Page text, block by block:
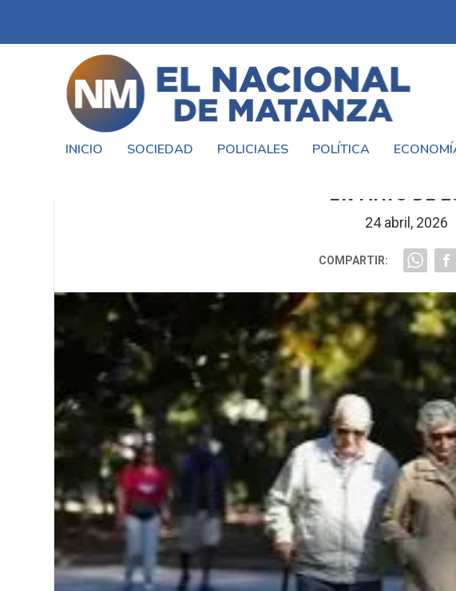
INICIO SOCIEDAD POLICIALES POLÍTICA
EN MAYO DE
24 abril, 2026
COMPARTIR: